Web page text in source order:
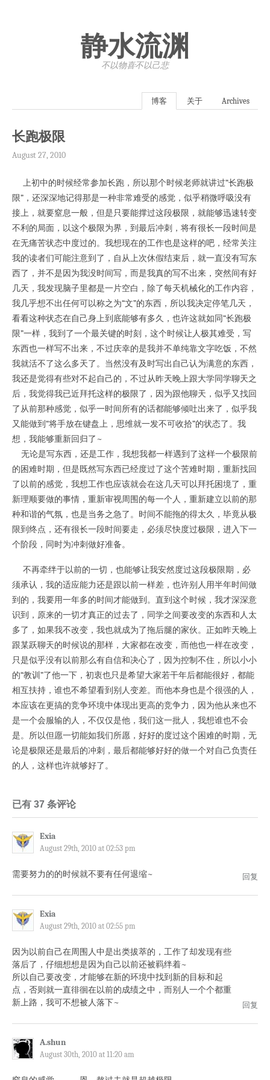
静水流渊
不以物喜·不以己悲
博客 关于 Archives
长跑极限
August 27, 2010
上初中的时候经常参加长跑，所以那个时候老师就讲过“长跑极
限”，还深深地记得那是一种非常难受的感觉，似乎稍微呼吸没有
接上，就要窒息一般，但是只要能撑过这段极限，就能够迅速转变
不利的局面，以这个极限为界，到最后冲刺，将有很长一段时间是
在无痛苦状态中度过的。我想现在的工作也是这样的吧，经常关注
我的读者们可能注意到了，自从上次休假结束后，就一直没有写东
西了，并不是因为我没时间写，而是我真的写不出来，突然间有好
几天，我发现脑子里都是一片空白，除了每天机械化的工作内容，
我几乎想不出任何可以称之为“文”的东西，所以我决定停笔几天，
看看这种状态在自己身上到底能够有多久，也许这就如同“长跑极
限”一样，我到了一个最关键的时刻，这个时候让人极其难受，写
东西也一样写不出来，不过庆幸的是我并不单纯靠文字吃饭，不然
我就活不了这么多天了。当然没有及时写出自己认为满意的东西，
我还是觉得有些对不起自己的，不过从昨天晚上跟大学同学聊天之
后，我觉得我已近拜托这样的极限了，因为跟他聊天，似乎又找回
了从前那种感觉，似乎一时间所有的话都能够倾吐出来了，似乎我
又能做到“将手放在键盘上，思维就一发不可收拾”的状态了。我
想，我能够重新回归了~
无论是写东西，还是工作，我想我都一样遇到了这样一个极限前
的困难时期，但是既然写东西已经度过了这个苦难时期，重新找回
了以前的感觉，我想工作也应该就会在这几天可以拜托困境了，重
新理顺要做的事情，重新审视周围的每一个人，重新建立以前的那
种和谐的气氛，也是当务之急了。时间不能拖的得太久，毕竟从极
限到终点，还有很长一段时间要走，必须尽快度过极限，进入下一
个阶段，同时为冲刺做好准备。
不再牵绊于以前的一切，也能够让我安然度过这段极限期，必
须承认，我的适应能力还是跟以前一样差，也许别人用半年时间做
到的，我要用一年多的时间才能做到。直到这个时候，我才深深意
识到，原来的一切才真正的过去了，同学之间要改变的东西和人太
多了，如果我不改变，我也就成为了拖后腿的家伙。正如昨天晚上
跟某跃聊天的时候说的那样，大家都在改变，而他也一样在改变，
只是似乎没有以前那么有自信和决心了，因为控制不住，所以小小
的“教训”了他一下，初衷也只是希望大家若干年后都能很好，都能
相互扶持，谁也不希望看到别人变差。而他本身也是个很强的人，
本应该在更搞的竞争环境中体现出更高的竞争力，因为他从来也不
是一个会服输的人，不仅仅是他，我们这一批人，我想谁也不会
是。所以但愿一切能如我们所愿，好好的度过这个困难的时期，无
论是极限还是最后的冲刺，最后都能够好好的做一个对自己负责任
的人，这样也许就够好了。
已有 37 条评论
Exia
August 29th, 2010 at 02:53 pm
需要努力的的时候就不要有任何退缩~ 回复
Exia
August 29th, 2010 at 02:55 pm
因为以前自己在周围人中是出类拔萃的，工作了却发现有些
落后了，仔细想想是因为自己以前还被羁绊着~
所以自己要改变，才能够在新的环境中找到新的目标和起
点，否则就一直徘徊在以前的成绩之中，而别人一个个都重
新上路，我可不想被人落下~
回复
A.shun
August 30th, 2010 at 11:20 am